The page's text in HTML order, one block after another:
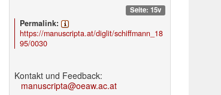
Seite: 15v
Permalink:
https://manuscripta.at/diglit/schiffmann_18
95/0030
Kontakt und Feedback:
manuscripta@oeaw.ac.at